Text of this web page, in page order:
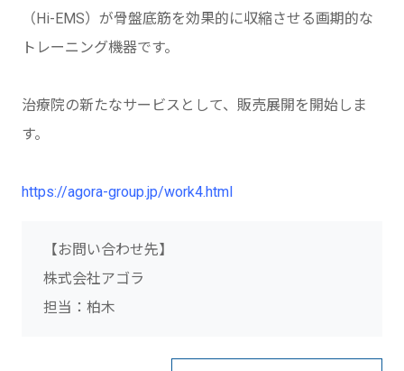
（Hi-EMS）が骨盤底筋を効果的に収縮させる画期的な
トレーニング機器です。
治療院の新たなサービスとして、販売展開を開始しま
す。
https://agora-group.jp/work4.html
【お問い合わせ先】
株式会社アゴラ
担当：柏木